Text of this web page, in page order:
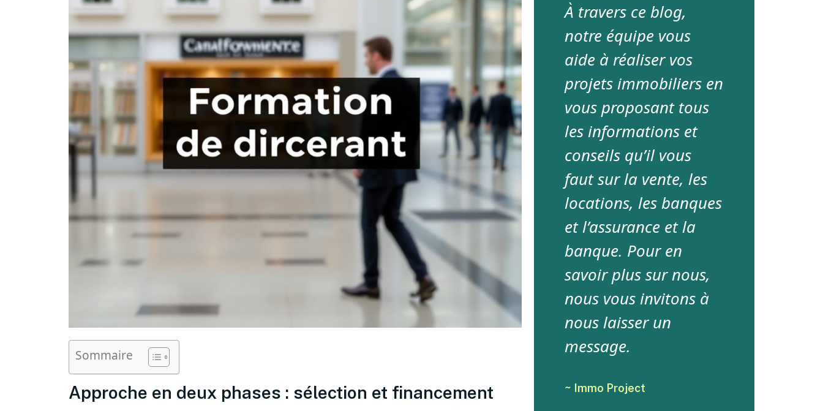
Sommaire
Approche en deux phases : sélection et financement
À travers ce blog,
notre équipe vous
aide à réaliser vos
projets immobiliers en
vous proposant tous
les informations et
conseils qu’il vous
faut sur la vente, les
locations, les banques
et l’assurance et la
banque. Pour en
savoir plus sur nous,
nous vous invitons à
nous laisser un
message.
~ Immo Project